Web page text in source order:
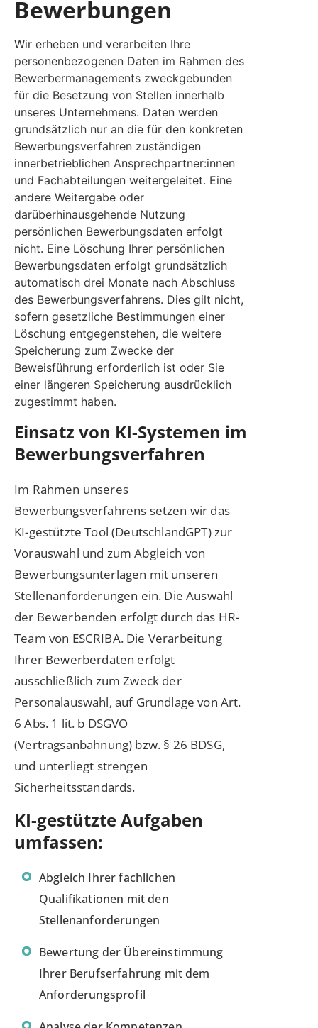
Bewerbungen
Wir erheben und verarbeiten Ihre
personenbezogenen Daten im Rahmen des
Bewerbermanagements zweckgebunden
für die Besetzung von Stellen innerhalb
unseres Unternehmens. Daten werden
grundsätzlich nur an die für den konkreten
Bewerbungsverfahren zuständigen
innerbetrieblichen Ansprechpartner:innen
und Fachabteilungen weitergeleitet. Eine
andere Weitergabe oder
darüberhinausgehende Nutzung
persönlichen Bewerbungsdaten erfolgt
nicht. Eine Löschung Ihrer persönlichen
Bewerbungsdaten erfolgt grundsätzlich
automatisch drei Monate nach Abschluss
des Bewerbungsverfahrens. Dies gilt nicht,
sofern gesetzliche Bestimmungen einer
Löschung entgegenstehen, die weitere
Speicherung zum Zwecke der
Beweisführung erforderlich ist oder Sie
einer längeren Speicherung ausdrücklich
zugestimmt haben.
Einsatz von KI-Systemen im
Bewerbungsverfahren
Im Rahmen unseres
Bewerbungsverfahrens setzen wir das
KI-gestützte Tool (DeutschlandGPT) zur
Vorauswahl und zum Abgleich von
Bewerbungsunterlagen mit unseren
Stellenanforderungen ein. Die Auswahl
der Bewerbenden erfolgt durch das HR-
Team von ESCRIBA. Die Verarbeitung
Ihrer Bewerberdaten erfolgt
ausschließlich zum Zweck der
Personalauswahl, auf Grundlage von Art.
6 Abs. 1 lit. b DSGVO
(Vertragsanbahnung) bzw. § 26 BDSG,
und unterliegt strengen
Sicherheitsstandards.
KI-gestützte Aufgaben
umfassen:
Abgleich Ihrer fachlichen
Qualifikationen mit den
Stellenanforderungen
Bewertung der Übereinstimmung
Ihrer Berufserfahrung mit dem
Anforderungsprofil